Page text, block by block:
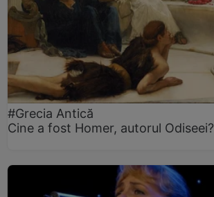
#Grecia Antică
Cine a fost Homer, autorul Odiseei?